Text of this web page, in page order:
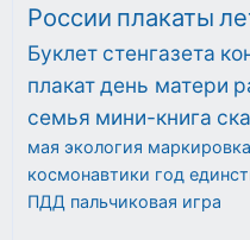
России плакаты
Буклет стенгазета
плакатдень матери
семья мини-книга
мая экология маркировка
космонавтики год
ПДД пальчиковая игра